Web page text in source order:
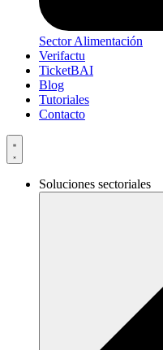
Sector Alimentación
Verifactu
TicketBAI
Blog
Tutoriales
Contacto
Soluciones sectoriales